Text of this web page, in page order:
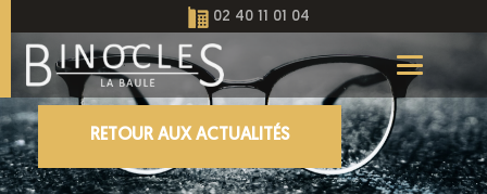
02 40 11 01 04
RETOUR AUX ACTUALITÉS